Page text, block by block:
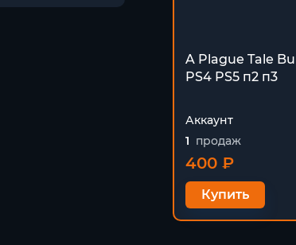
A Plague Tale
PS4 PS5 п2 п3
Аккаунт
1 продаж
400 ₽
Купить